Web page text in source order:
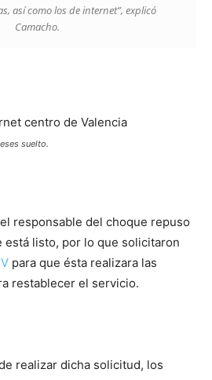
así como los de internet”, explicó
Camacho.
suelto.
responsable del choque repuso
está listo, por lo que solicitaron
para que ésta realizara las
restablecer el servicio.
realizar dicha solicitud, los